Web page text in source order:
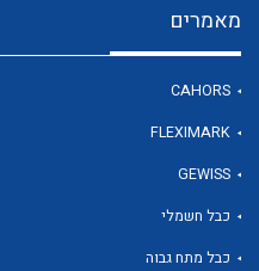
לכל מוצרי היצרן
מאמרים
CAHORS
FLEXIMARK
GEWISS
כבל חשמלי
כבל מתח גבוה